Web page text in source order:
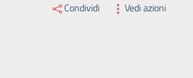
Condividi Vedi azioni